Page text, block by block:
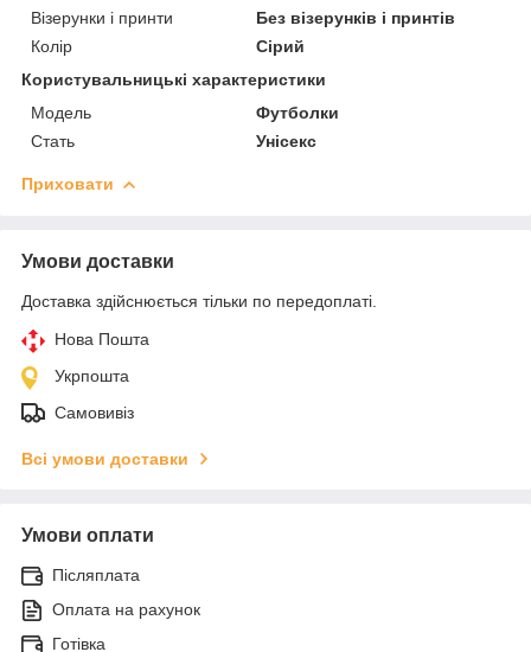
Візерунки і принти
Без візерунків і принтів
Колір
Сірий
Користувальницькі характеристики
Мoдель
Футболки
Стать
Унісекс
Приховати
Умови доставки
Доставка здійснюється тільки по передоплаті.
Нова Пошта
Укрпошта
Самовивіз
Всі умови доставки
Умови оплати
Післяплата
Оплата на рахунок
Готівка